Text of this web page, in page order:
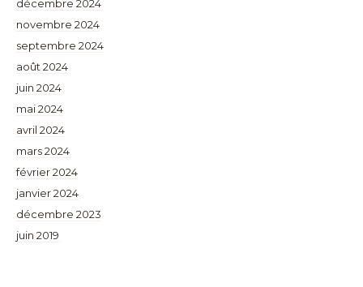
décembre 2024
novembre 2024
septembre 2024
août 2024
juin 2024
mai 2024
avril 2024
mars 2024
février 2024
janvier 2024
décembre 2023
juin 2019